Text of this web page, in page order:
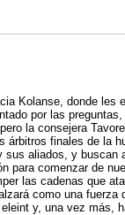
Kolanse, donde les
por las
la consejera
árbitros finales de la
sus aliados, y buscan
para comenzar de
las cadenas que
como una fuerza
y, una vez más,